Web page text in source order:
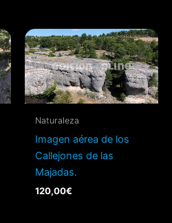
Naturaleza
Imagen aérea de los
Callejones de las
Majadas.
120,00€